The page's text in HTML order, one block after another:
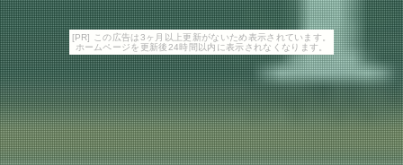
[PR] この広告は3ヶ月以上更新がないため表示されています。
ホームページを更新後24時間以内に表示されなくなります。